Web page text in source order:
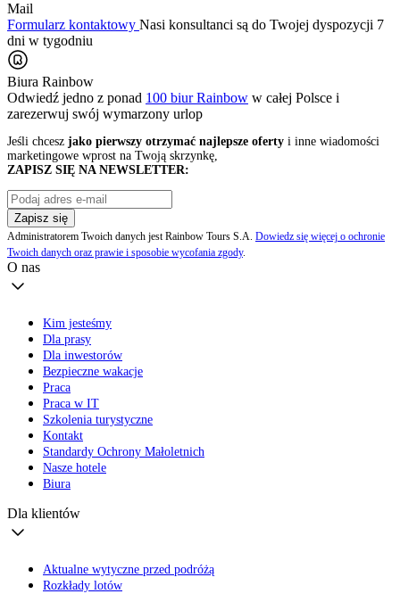
Mail
Formularz kontaktowy Nasi konsultanci są do Twojej dyspozycji 7
dni w tygodniu
Biura Rainbow
Odwiedź jedno z ponad 100 biur Rainbow w całej Polsce i
zarezerwuj swój wymarzony urlop
Jeśli chcesz jako pierwszy otrzymać najlepsze oferty i inne wiadomości
marketingowe wprost na Twoją skrzynkę,
ZAPISZ SIĘ NA NEWSLETTER:
Zapisz się
Administratorem Twoich danych jest Rainbow Tours S.A. Dowiedz się więcej o ochronie
Twoich danych oraz prawie i sposobie wycofania zgody.
O nas
Kim jesteśmy
Dla prasy
Dla inwestorów
Bezpieczne wakacje
Praca
Praca w IT
Szkolenia turystyczne
Kontakt
Standardy Ochrony Małoletnich
Nasze hotele
Biura
Dla klientów
Aktualne wytyczne przed podróżą
Rozkłady lotów